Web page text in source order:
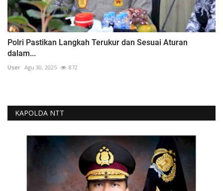
Polri Pastikan Langkah Terukur dan Sesuai Aturan
dalam...
User Agu 30, 2025 872
KAPOLDA NTT